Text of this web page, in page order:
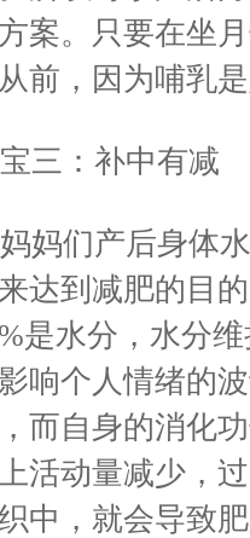
案。只要在坐
前，因为哺乳
三：补中有减
妈们产后身体
达到减肥的目
是水分，水分
响个人情绪的
而自身的消化
活动量减少，
中，就会导致肥